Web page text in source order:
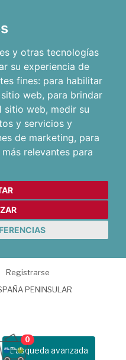
y otras tecnologías
su experiencia de
fines: para habilitar
web, para brindar
sitio web, medir su
y servicios y
de marketing, para
relevantes para
Registrarse
PENINSULAR
Busqueda avanzada
0